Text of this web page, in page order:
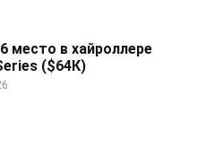
место в хайроллере
($64К)